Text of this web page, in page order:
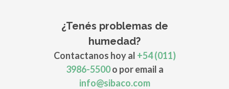
¿Tenés problemas de
humedad?
Contactanos hoy al +54 (011)
3986-5500o por email a
info@sibaco.com